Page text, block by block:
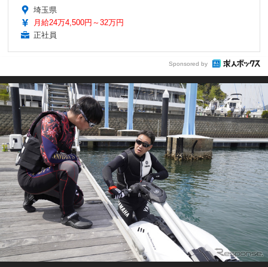
埼玉県
月給24万4,500円～32万円
正社員
Sponsored by